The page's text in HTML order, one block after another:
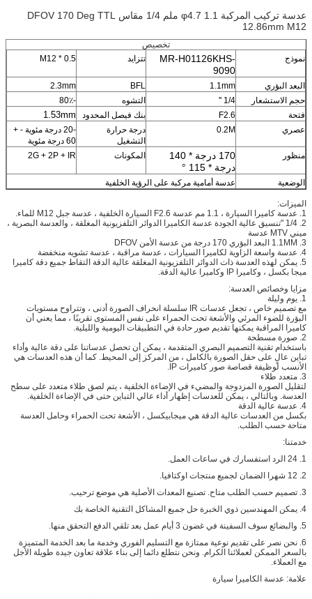
عدسة تركيب المركبة φ4.7 1.1 ملم 1/4 مقاس DFOV 170 Deg TTL
12.86mm M12
تخصيص
نموذج
MR-H01126KHS-
9090
تتزايد M12 * 0.5
البعد البؤري 1.1mm
BFL
2.3mm
حجم الاستشعار
1/4 '' التشوه
-80٪
فتحة
F2.6 بنك فيصل المحدود 1.53mm
عصري 0.2M
درجة حرارة
التشغيل
-20 درجة مئوية - +
60 درجة مئوية
منظور
170 درجة * 140
درجة * 115 °
المكونات 2G + 2P + IR
الوضعية عدسة أمامية مركبة على الرؤية الخلفية
الميزات:
1. عدسة كاميرا السيارة ، 1.1 مم عدسة F2.6 السيارة الخلفية ، عدسة جبل M12 للماء.
2. 1/4 "تنسيق عالية الجودة عدسة الكاميرا الدوائر التلفزيونية المغلقة ، والعدسة البصرية ،
ميني MTV عدسة
3. 1.1MM البعد البؤري 170 درجة من عدسة الأمن DFOV
4. عدسة واسعة الزاوية لكاميرا السيارات ، عدسة مراقبة ، عدسة تشويه منخفضة
5. يمكن لهذه العدسة ذات الدوائر التلفزيونية المغلقة عالية الدقة التقاط جميع دقة كاميرا
ميجا بكسل ، وكاميرا IP وكاميرا عالية الدقة.
مزايا وخصائص العدسة:
1. يوم وليلة
مع تصميم خاص ، تجعل عدسات IR سلسلة انحراف الصورة أدنى ، وتتراوح مستويات
البؤرة للضوء المرئي والأشعة تحت الحمراء على نفس المستوى تقريبًا ، مما يعني أن
كاميرا المراقبة يمكنها تقديم صور حادة في التطبيقات اليومية والليلية.
2. صورة مسطحة
باستخدام تقنية التصميم البصري المتقدمة ، يمكن أن تحصل عدساتنا على دقة عالية وأداء
تباين عالٍ على حقل الصورة بالكامل ، من المركز إلى المحيط. كما أن هذه العدسات هي
الأنسب لوظيفة قصاصة صور كاميرات IP.
3. متعدد طلاء
لتقليل الصورة المزدوجة والمضيء في الإضاءة الخلفية ، يتم لصق طلاء متعدد على سطح
العدسة. وبالتالي ، يمكن للعدسات إظهار أداء عالي التباين حتى في الإضاءة الخلفية.
4. عدسة عالية الدقة
بكسل من العدسات عالية الدقة هي ميجابيكسل ، الأشعة تحت الحمراء وحامل العدسة
متاحة حسب الطلب.
خدمتنا:
1. 24 الرد استفسارك في ساعات العمل.
2. 12 شهرا الضمان لجميع منتجات اوكتافيا.
3. تصميم حسب الطلب متاح.
تصنيع المعدات الأصلية هي موضع ترحيب.
4. يمكن المهندسين ذوي الخبرة حل جميع المشاكل التقنية الخاصة بك
5. والبضائع سوف السفينة في غضون 3 أيام عمل بعد تلقي الدفع التحقق منها.
6. نحن نصر على تقديم نوعية ممتازة مع التسليم الفوري وخدمة ما بعد الخدمة المتميزة
بالسعر الممكن لعملائنا الكرام. ونحن نتطلع دائما إلى بناء علاقة تعاون جيدة طويلة الأجل
مع العملاء.
علامة: عدسة الكاميرا سيارة